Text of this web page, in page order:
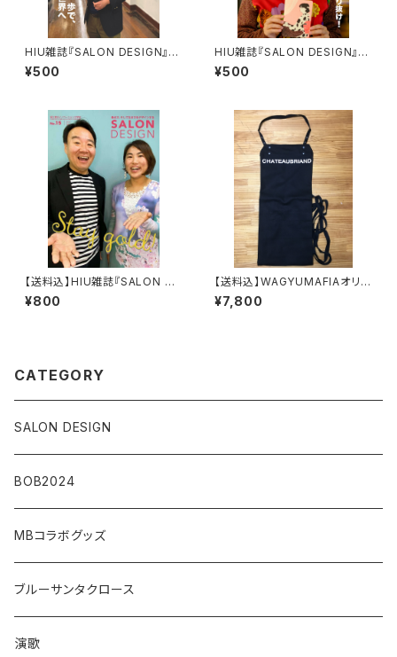
HIU雑誌『SALON DESIGN』v
ol.14（電子版）
¥500
HIU雑誌『SALON DESIGN』v
ol.11（電子版）
¥500
【送料込】HIU雑誌『SALON DE
SIGN』vol.15（紙版）
¥800
【送料込】WAGYUMAFIAオリジ
ナル CHATEAUBRIAND エプ
ロン ブラック
¥7,800
CATEGORY
SALON DESIGN
BOB2024
MBコラボグッズ
ブルーサンタクロース
演歌